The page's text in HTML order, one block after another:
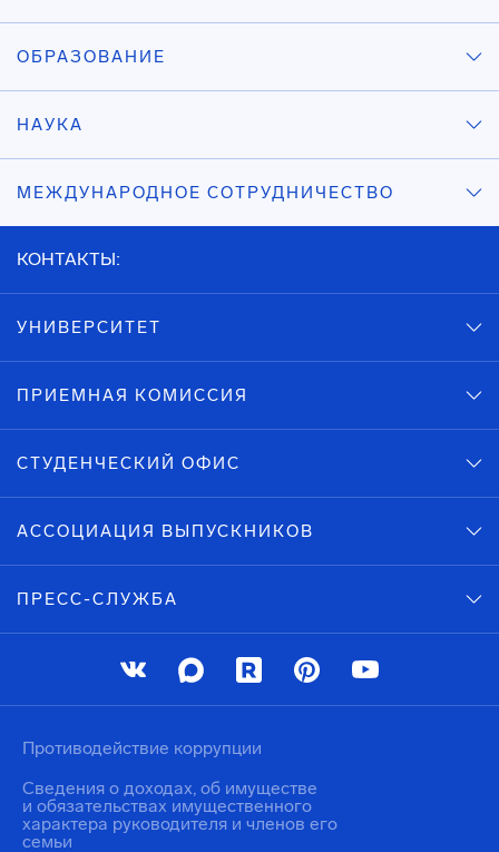
ОБРАЗОВАНИЕ
НАУКА
МЕЖДУНАРОДНОЕ СОТРУДНИЧЕСТВО
КОНТАКТЫ:
УНИВЕРСИТЕТ
ПРИЕМНАЯ КОМИССИЯ
СТУДЕНЧЕСКИЙ ОФИС
АССОЦИАЦИЯ ВЫПУСКНИКОВ
ПРЕСС-СЛУЖБА
Противодействие коррупции
Сведения о доходах, об имуществе
и обязательствах имущественного
характера руководителя и членов его
семьи